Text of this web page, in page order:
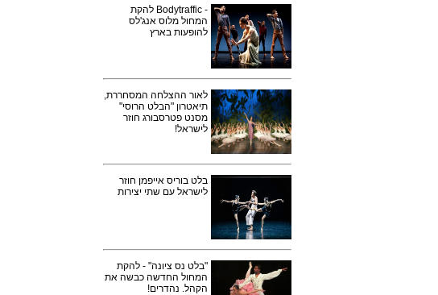
- Bodytraffic להקת
המחול מלוס אנג'לס
להופעות בארץ
לאור ההצלחה המסחררת,
תיאטרון "הבלט הרוסי"
מסנט פטרסבורג חוזר
לישראל!
בלט בוריס אייפמן חוזר
לישראל עם שתי יצירות
"בלט נס ציונה" - להקת
המחול החדשה כבשה את
הקהל. נהדרים!